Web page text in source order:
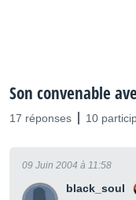
Son convenable
17 réponses 10
black_soul
09 Juin 2004 à 11:58